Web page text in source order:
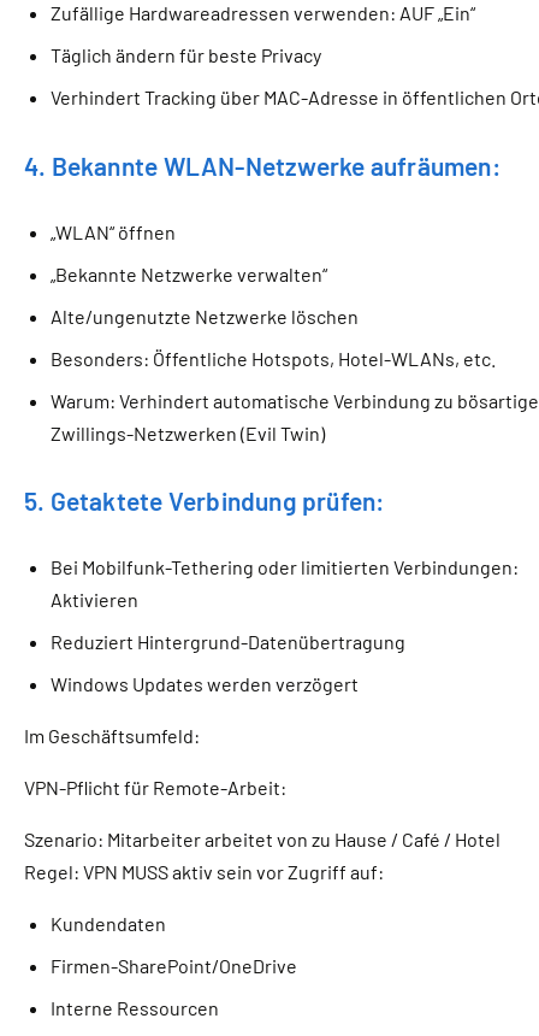
Zufällige Hardwareadressen verwenden: AUF „Ein“
Täglich ändern für beste Privacy
Verhindert Tracking über MAC-Adresse in öffentlichen
4. Bekannte WLAN-Netzwerke aufräumen:
„WLAN“ öffnen
„Bekannte Netzwerke verwalten“
Alte/ungenutzte Netzwerke löschen
Besonders: Öffentliche Hotspots, Hotel-WLANs, etc.
Warum: Verhindert automatische Verbindung zu
Zwillings-Netzwerken (Evil Twin)
5. Getaktete Verbindung prüfen:
Bei Mobilfunk-Tethering oder limitierten Verbindungen:
Aktivieren
Reduziert Hintergrund-Datenübertragung
Windows Updates werden verzögert
Im Geschäftsumfeld:
VPN-Pflicht für Remote-Arbeit:
Szenario: Mitarbeiter arbeitet von zu Hause / Café / Hotel
Regel: VPN MUSS aktiv sein vor Zugriff auf:
Kundendaten
Firmen-SharePoint/OneDrive
Interne Ressourcen